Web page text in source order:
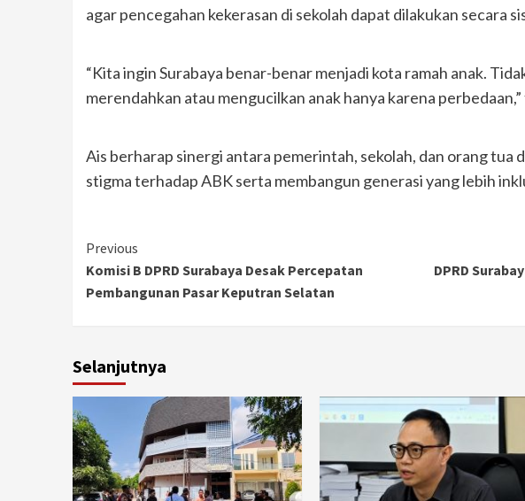
agar pencegahan kekerasan di sekolah dapat dilakukan secara
“Kita ingin Surabaya benar-benar menjadi kota ramah anak.
merendahkan atau mengucilkan anak hanya karena
Ais berharap sinergi antara pemerintah, sekolah, dan orang tua
stigma terhadap ABK serta membangun generasi yang lebih
Continue
Reading
Previous
Komisi B DPRD Surabaya Desak Percepatan
Pembangunan Pasar Keputran Selatan
DPRD
Selanjutnya